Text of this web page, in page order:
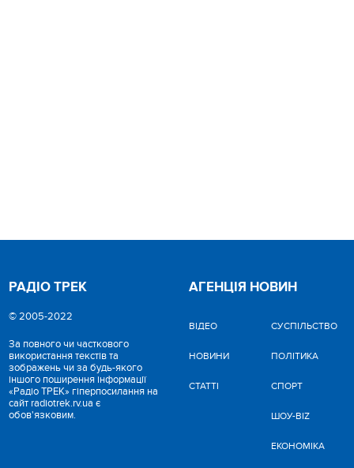
РАДІО ТРЕК
© 2005-2022
За повного чи часткового
використання текстів та
зображень чи за будь-якого
іншого поширення інформації
«Радіо ТРЕК» гіперпосилання на
сайт radiotrek.rv.ua є
обов'язковим.
АГЕНЦІЯ НОВИН
ВІДЕО
НОВИНИ
СТАТТІ
CУСПІЛЬСТВО
ПОЛІТИКА
СПОРТ
ШОУ-BIZ
ЕКОНОМІКА